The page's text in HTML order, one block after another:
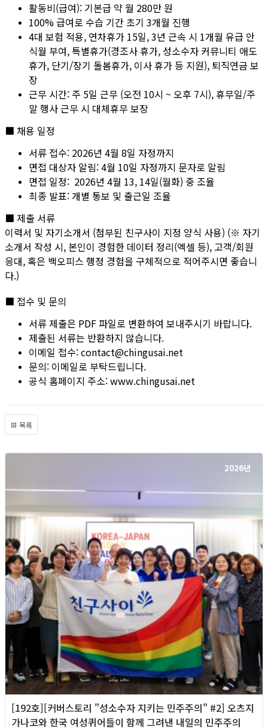
활동비(급여): 기본급 약 월 280만 원
100% 급여로 수습 기간 초기 3개월 진행
4대 보험 적용, 연차휴가 15일, 3년 근속 시 1개월 유급 안
식월 부여, 특별휴가(경조사 휴가, 성소수자 커뮤니티 애도
휴가, 단기/장기 돌봄휴가, 이사 휴가 등 지원), 퇴직연금 보
장
근무 시간: 주 5일 근무 (오전 10시 ~ 오후 7시), 휴무일/주
말 행사 근무 시 대체휴무 보장
■ 채용 일정
서류 접수: 2026년 4월 8일 자정까지
면접 대상자 알림: 4월 10일 자정까지 문자로 알림
면접 일정: 2026년 4월 13, 14일(월화) 중 조율
최종 발표: 개별 통보 및 출근일 조율
■ 제출 서류
이력서 및 자기소개서 (첨부된 친구사이 지정 양식 사용) (※ 자기
소개서 작성 시, 본인이 경험한 데이터 정리(엑셀 등), 고객/회원
응대, 혹은 백오피스 행정 경험을 구체적으로 적어주시면 좋습니
다.)
■ 접수 및 문의
서류 제출은 PDF 파일로 변환하여 보내주시기 바랍니다.
제출된 서류는 반환하지 않습니다.
이메일 접수: contact@chingusai.net
문의: 이메일로 부탁드립니다.
공식 홈페이지 주소: www.chingusai.net
목록
2026년
[192호][커버스토리 "성소수자 지키는 민주주의" #2] 오츠지
가나코와 한국 여성퀴어들이 함께 그려낸 내일의 민주주의